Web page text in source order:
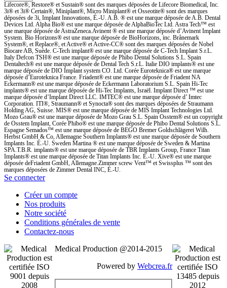
Lifecore®, Restore® et Sustain® sont des marques déposées de Lifecore Biomedical, Inc.
3i® et 3i® Certain®, Miniplant®, Micro Miniplant® et Osseotite® sont des marques
déposées de 3i, Implant Innovations, É.-U. A.B. ® est une marque déposée de A.B. Dental
Devices Ltd. Alpha Bio® est une marque déposée de AlphaBioTec Ltd. Astra Tech™ est
une marque déposée de AstraZeneca.Avinent ® est une marque déposée d’Avinent Implant
System. Bio Horizons® est une marque déposée de BioHorizons, inc. Brånemark
System®, et Replace®, et Active® et Active-CC® sont des marques déposées de Nobel
Biocare AB, Suède. C-Tech implant® est une marque déposée de C-Tech Implant S.r.L.
Italy Defcon TSH® est une marque déposée de Phibo Dental Solutions S.L. Spain
Dentaltech® est une marque déposée de Dental Tech S.r.L. Italie DIO implants® est une
marque déposée de DIO Implant system CO. Ltd. Corée Euroteknica® est une marque
déposée d’Euroteknica France. Friadent® est une marque déposée de Friadent NA
Eckermann® est une marque déposée de Eckermann Laboratorium S.L. Spain Hi-Tec
implants® est une marque déposée de Hi-Tec Implants, Israël. Implant Direct ™ est une
marque déposée d’Implant Direct LLC. IMTEC® est une marque déposée d’ Imtec
Corporation. ITI®, Straumann® et Synocta® sont des marques déposées de Straumann
Holding AG, Suisse. MIS® est une marque déposée de MIS Implant Technologies Ltd.
Mozo Grau® est une marque déposée de Mozo Grau S.L. Spain Osstem® est un copyright
de Osstem Implant, Corée Phibo® est une marque déposée de Phibo Dental Solutions S.L.
Espagne Semados™ est une marque déposée de BEGO Bremer Goldschlägerei Wilh.
Herbst GmbH & Co, Allemagne Southern Implants® est une marque déposée de Southern
Implants Inc. É.-U. Sweden Martina ® est une marque déposée de Sweden & Martina
SPA.T.B.R. implants® est une marque déposée de TBR Implants Group, France Titan
Implants® est une marque déposée de Titan Implants Inc. É.-U. Xive® est une marque
déposée deFriadent GmbH, Allemagne.Zimmer screw Vent™ et Swissplus ™ sont des
marques déposées de Zimmer Dental INC, É.-U.
Se connecter
Créer un compte
Nos produits
Notre société
Conditions générales de vente
Contactez-nous
Medical Production @2014-2015
Powered by Webcrea.fr